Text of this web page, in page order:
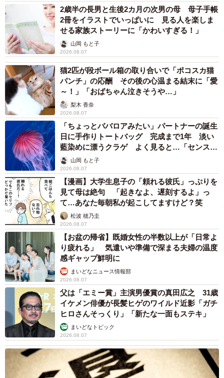
2歳半の長男と生後2カ月の次男の母 母子手帳
2冊をイラストでいっぱいに 見る人を楽しま
せる家族ストーリーに「かわいすぎる！」
山岡 もと子
2026.08.07
猫2匹が段ボール箱の取り合いで「ポコスカ猫
パンチ」の応酬 その後の心温まる結末に「愛
～！」「おばちゃん泣きそうや…」
梨木 香奈
2026.08.07
「ちょっとババロアみたい」パートナーの誕生
日に手作りトートバッグ 完成まで1年 淡い
藍染めに漂うクラゲ よく見ると…「センスす
ごい」山岡 もと子
2026.08.07
【漫画】大学生息子の「頼れる彼氏」っぷりを
見て母は絶句 「起きなよ、遅刻するよ」っ
て…あなた毎朝私が起こしてますけど？笑
松波 穂乃圭
2026.08.07
【お盆の帰省】既婚女性の半数以上が「日常よ
り疲れる」 気遣いや準備で深まる夫婦の温度
感ギャップ鮮明に
まいどなニュース情報部
2026.08.07
父は「エミー賞」主演男優賞の真田広之 31歳
イケメン俳優が長髪ヒゲのワイルド近影「ガチ
ヒロさんそっくり」「新たな一面もステキ」
まいどなトピック
2026.08.07